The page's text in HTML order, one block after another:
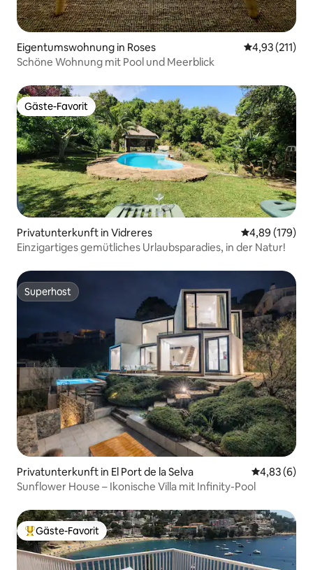
Eigentumswohnung in Roses
4,93 (211)
Schöne Wohnung mit Pool und Meerblick
Gäste-Favorit
Gäste-Favorit
Privatunterkunft in Vidreres
4,89 (179)
Einzigartiges gemütliches Urlaubsparadies, in der Natur!
Superhost
Superhost
Privatunterkunft in El Port de la Selva
4,83 (6)
Sunflower House – Ikonische Villa mit Infinity-Pool
Beliebter Gäste-Favorit.
Gäste-Favorit